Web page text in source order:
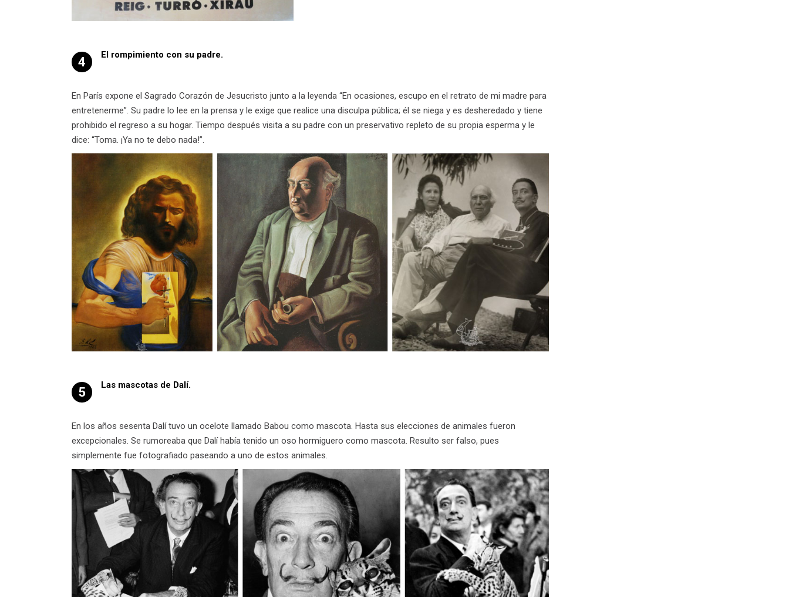
4 El rompimiento con su padre.
En París expone el Sagrado Corazón de Jesucristo junto a la leyenda “En ocasiones, escupo en el retrato de mi madre para
entretenerme”. Su padre lo lee en la prensa y le exige que realice una disculpa pública; él se niega y es desheredado y tiene
prohibido el regreso a su hogar. Tiempo después visita a su padre con un preservativo repleto de su propia esperma y le
dice: “Toma. ¡Ya no te debo nada!”.
5 Las mascotas de Dalí.
En los años sesenta Dalí tuvo un ocelote llamado Babou como mascota. Hasta sus elecciones de animales fueron
excepcionales. Se rumoreaba que Dalí había tenido un oso hormiguero como mascota. Resulto ser falso, pues
simplemente fue fotografiado paseando a uno de estos animales.